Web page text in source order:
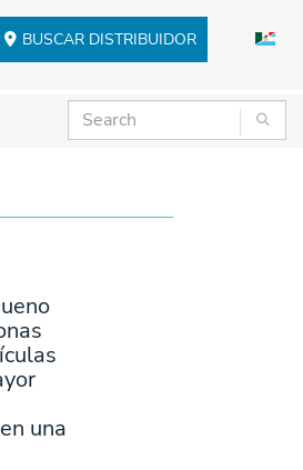
BUSCAR DISTRIBUIDOR
una